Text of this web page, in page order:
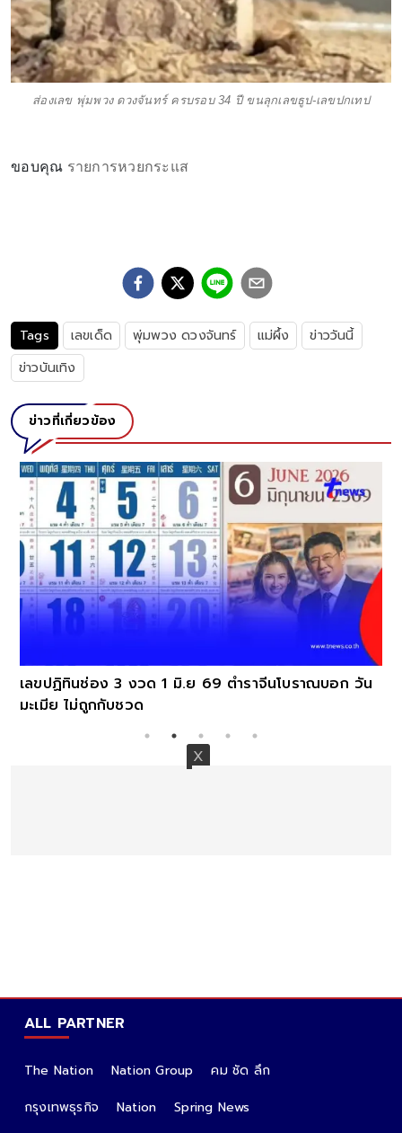
ส่องเลข พุ่มพวง ดวงจันทร์ ครบรอบ 34 ปี ขนลุกเลขธูป-เลขปกเทป
ขอบคุณ รายการหวยกระแส
Tags เลขเด็ด พุ่มพวง ดวงจันทร์ แม่ผึ้ง
ข่าววันนี้
ข่าวบันเทิง
ข่าวที่เกี่ยวข้อง
เลขปฏิทินช่อง 3 งวด 1 มิ.ย 69 ตำราจีนโบราณบอก วัน
มะเมีย ไม่ถูกกับชวด
ALL PARTNER
The Nation Nation Group
คม ชัด ลึก
กรุงเทพธุรกิจ
Nation
Spring News